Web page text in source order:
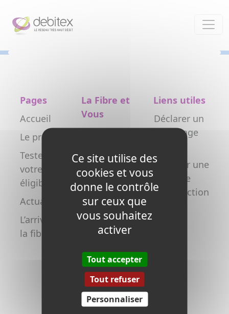
Pages
Accueil
Le projet
Testez
votre
éligibilité
Actualités
L’arrivée de
la fibre
La Fibre et
Vous
Particulier
Collectivité
Opérateur
Copropriétés
/ syndics
Promoteurs /
Aménageurs
Liens utiles
Déclarer un
dommage
Déclarer une
nouvelle
construction
Ce site utilise des
cookies et vous
donne le contrôle
sur ceux que
vous souhaitez
activer
Tout accepter
Tout refuser
Personnaliser